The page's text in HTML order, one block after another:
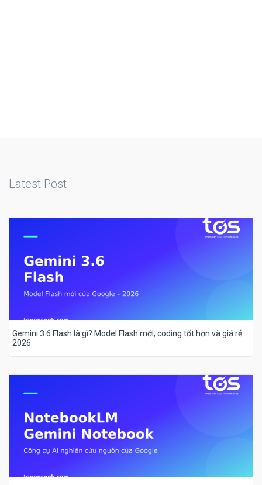
Latest Post
Gemini 3.6 Flash là gì? Model Flash mới, coding tốt hơn và giá rẻ
2026